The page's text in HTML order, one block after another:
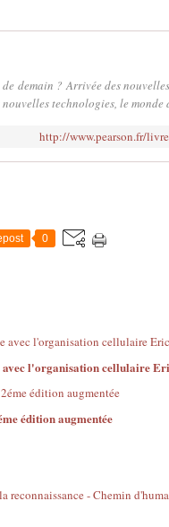
demain ? Arrivée des
technologies, le
http://www.pearson.fr/
0
l'organisation cellulaire
édition augmentée